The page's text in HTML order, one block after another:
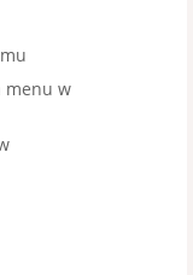
menu w